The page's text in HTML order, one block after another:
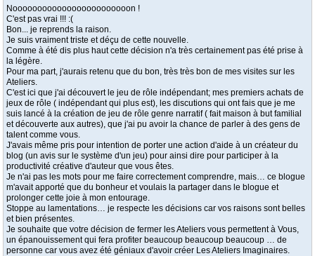
Noooooooooooooooooooooooon !
C'est pas vrai !!! :(
Bon... je reprends la raison.
Je suis vraiment triste et déçu de cette nouvelle.
Comme à été dis plus haut cette décision n'a très certainement pas été prise à
la légère.
Pour ma part, j'aurais retenu que du bon, très très bon de mes visites sur les
Ateliers.
C'est ici que j'ai découvert le jeu de rôle indépendant; mes premiers achats de
jeux de rôle ( indépendant qui plus est), les discutions qui ont fais que je me
suis lancé à la création de jeu de rôle genre narratif ( fait maison à but familial
et découverte aux autres), que j'ai pu avoir la chance de parler à des gens de
talent comme vous.
J'avais même pris pour intention de porter une action d'aide à un créateur du
blog (un avis sur le système d'un jeu) pour ainsi dire pour participer à la
productivité créative d'auteur que vous êtes.
Je n'ai pas les mots pour me faire correctement comprendre, mais… ce blogue
m'avait apporté que du bonheur et voulais la partager dans le blogue et
prolonger cette joie à mon entourage.
Stoppe au lamentations… je respecte les décisions car vos raisons sont belles
et bien présentes.
Je souhaite que votre décision de fermer les Ateliers vous permettent à Vous,
un épanouissement qui fera profiter beaucoup beaucoup beaucoup … de
personne car vous avez été géniaux d'avoir créer Les Ateliers Imaginaires.